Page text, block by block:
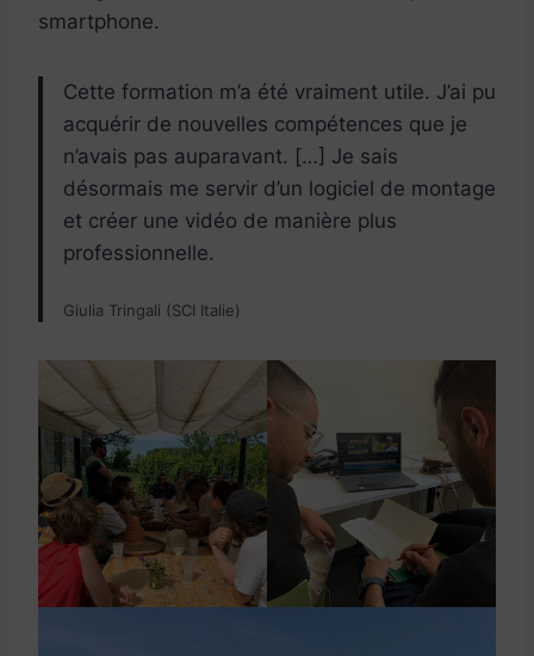
smartphone.
Cette formation m’a été vraiment utile. J’ai pu
acquérir de nouvelles compétences que je
n’avais pas auparavant. […] Je sais
désormais me servir d’un logiciel de montage
et créer une vidéo de manière plus
professionnelle.
Giulia Tringali (SCI Italie)